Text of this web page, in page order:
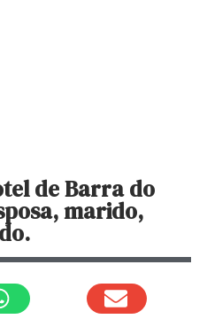
de Barra do
marido,